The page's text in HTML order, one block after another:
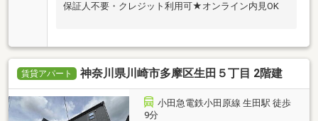
保証人不要・クレジット利用可★オンライン内見OK
賃貸アパート 神奈川県川崎市多摩区生田５丁目 2階建
小田急電鉄小田原線 生田駅 徒歩
9分